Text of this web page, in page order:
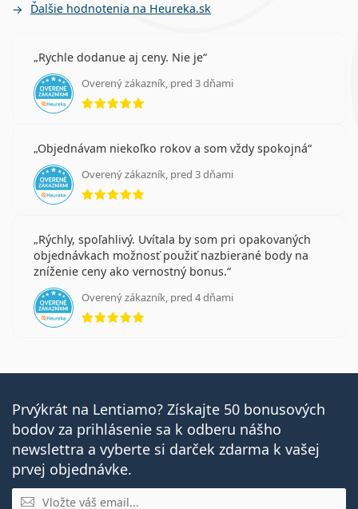
Ďalšie hodnotenia na Heureka.sk
Rychle dodanue aj ceny. Nie je
Overený zákazník, pred 3 dňami
hodnotenie 5 z 5
Objednávam niekoľko rokov a som vždy spokojná
Overený zákazník, pred 3 dňami
hodnotenie 5 z 5
Rýchly, spoľahlivý. Uvítala by som pri opakovaných
objednávkach možnosť použiť nazbierané body na
zníženie ceny ako vernostný bonus.
Overený zákazník, pred 4 dňami
hodnotenie 5 z 5
Prvýkrát na Lentiamo? Získajte 50 bonusových
bodov za prihlásenie sa k odberu nášho
newslettra a vyberte si darček zdarma k vašej
prvej objednávke.
E-mail